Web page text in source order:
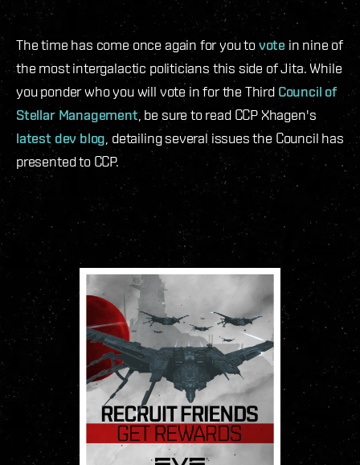
The time has come once again for you tovote in nine of
the most intergalactic politicians this side of Jita. While
you ponder who you will vote in for the Third Council of
Stellar Management, be sure to read CCP Xhagen's
latest dev blog, detailing several issues the Council has
presented to CCP.